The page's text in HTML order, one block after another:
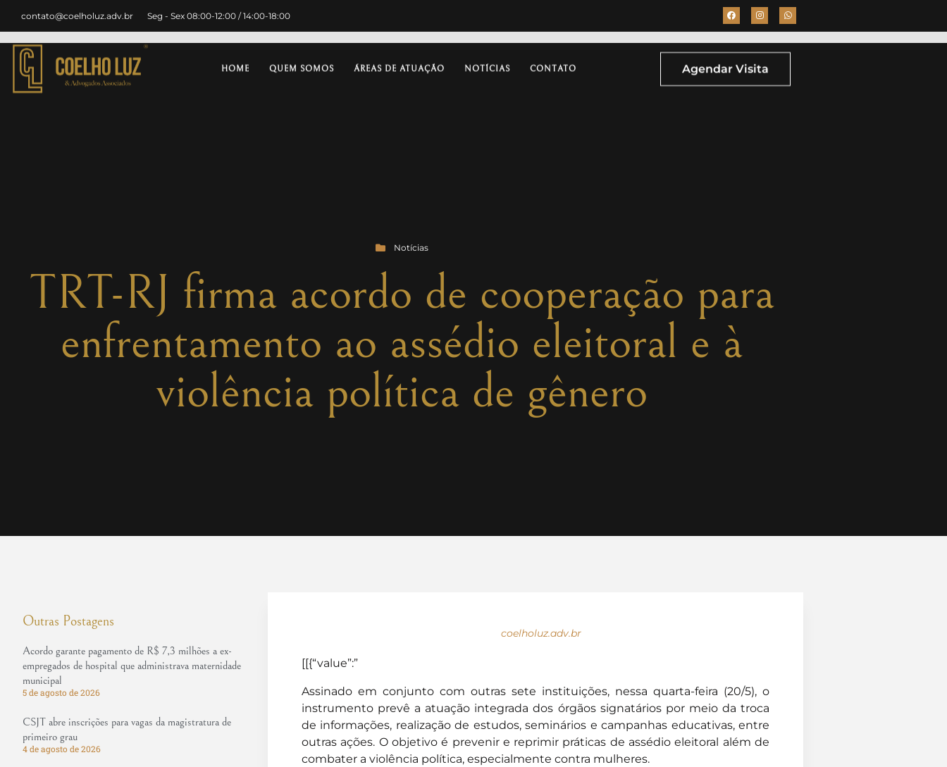
contato@coelholuz.adv.br Seg - Sex 08:00-12:00 / 14:00-18:00
HOME QUEM SOMOS ÁREAS DE ATUAÇÃO NOTÍCIAS CONTATO Agendar Visita
Notícias
TRT-RJ firma acordo de cooperação para
enfrentamento ao assédio eleitoral e à
violência política de gênero
Outras Postagens
Acordo garante pagamento de R$ 7,3 milhões a ex-
empregados de hospital que administrava maternidade
municipal
5 de agosto de 2026
CSJT abre inscrições para vagas da magistratura de
primeiro grau
4 de agosto de 2026
coelholuz.adv.br
[[{“value”:”
Assinado em conjunto com outras sete instituições, nessa quarta-feira (20/5), o
instrumento prevê a atuação integrada dos órgãos signatários por meio da troca
de informações, realização de estudos, seminários e campanhas educativas, entre
outras ações. O objetivo é prevenir e reprimir práticas de assédio eleitoral além de
combater a violência política, especialmente contra mulheres.